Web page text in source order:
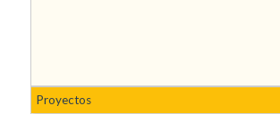
Proyectos